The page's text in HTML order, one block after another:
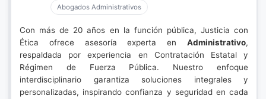
Abogados Administrativos
Con más de 20 años en la función pública, Justicia con
Ética ofrece asesoría experta en Administrativo,
respaldada por experiencia en Contratación Estatal y
Régimen de Fuerza Pública. Nuestro enfoque
interdisciplinario garantiza soluciones integrales y
personalizadas, inspirando confianza y seguridad en cada